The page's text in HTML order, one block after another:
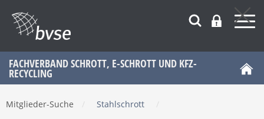
FACHVERBAND SCHROTT, E-SCHROTT UND KFZ-
RECYCLING
Mitglieder-Suche Stahlschrott